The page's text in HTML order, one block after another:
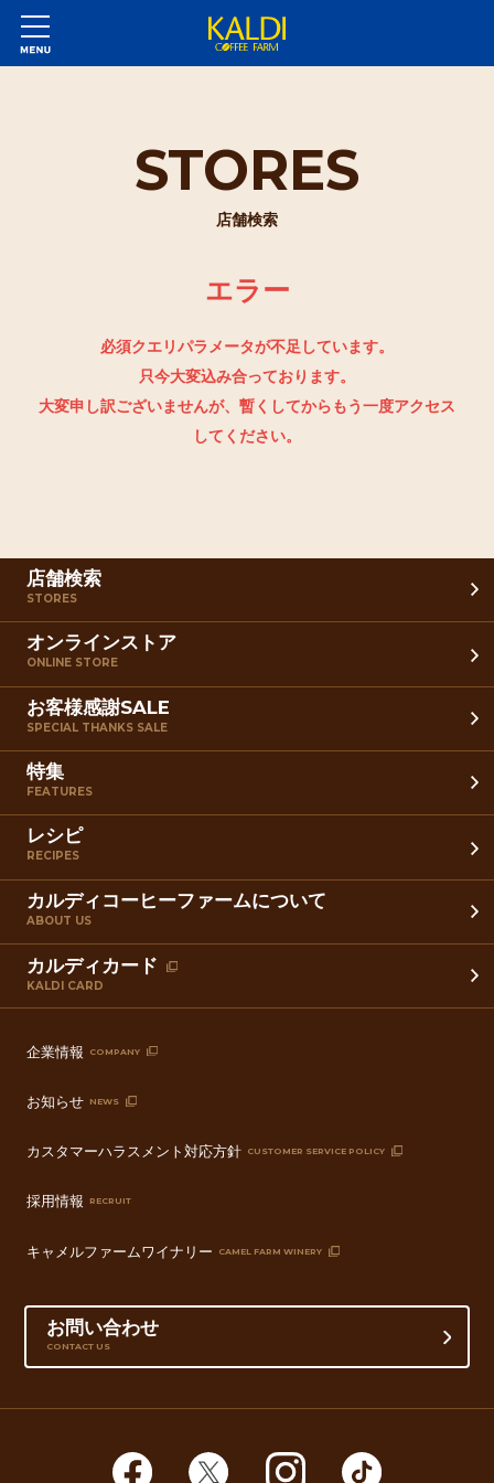
STORES
店舗検索
エラー
必須クエリパラメータが不足しています。
只今大変込み合っております。
大変申し訳ございませんが、暫くしてからもう一度アクセス
してください。
店舗検索
STORES
オンラインストア
ONLINE STORE
お客様感謝SALE
SPECIAL THANKS SALE
特集
FEATURES
レシピ
RECIPES
カルディコーヒーファームについて
ABOUT US
カルディカード
KALDI CARD
企業情報 COMPANY
お知らせ NEWS
カスタマーハラスメント対応方針 CUSTOMER SERVICE POLICY
採用情報 RECRUIT
キャメルファームワイナリー CAMEL FARM WINERY
お問い合わせ
CONTACT US